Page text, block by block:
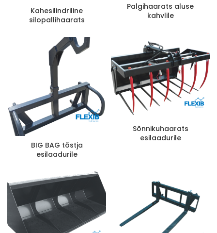
Kahesilindriline
silopallihaarats
Palgihaarats aluse
kahvlile
BIG BAG tõstja
esilaadurile
Sõnnikuhaarats
esilaadurile